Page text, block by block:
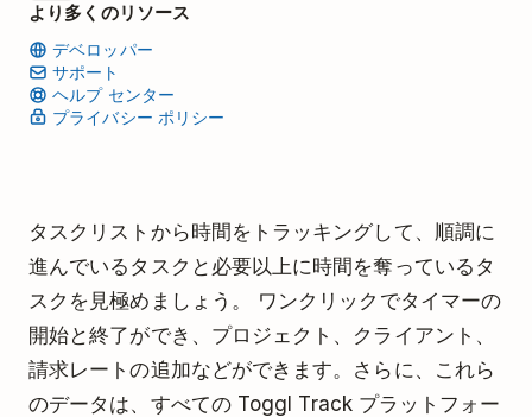
より多くのリソース
デベロッパー
サポート
ヘルプ センター
プライバシー ポリシー
タスクリストから時間をトラッキングして、順調に
進んでいるタスクと必要以上に時間を奪っているタ
スクを見極めましょう。 ワンクリックでタイマーの
開始と終了ができ、プロジェクト、クライアント、
請求レートの追加などができます。さらに、これら
のデータは、すべての Toggl Track プラットフォー